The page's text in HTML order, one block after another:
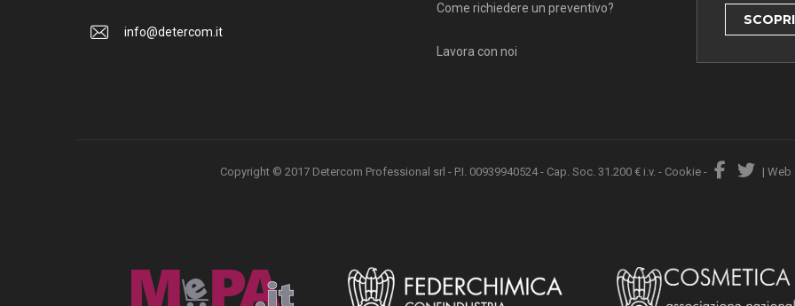
info@detercom.it
Come richiedere un preventivo?
Lavora con noi
Copyright © 2017 Detercom Professional srl - P.I. 00939940524 - Cap. Soc. 31.200 € i.v. - Cookie - | Web